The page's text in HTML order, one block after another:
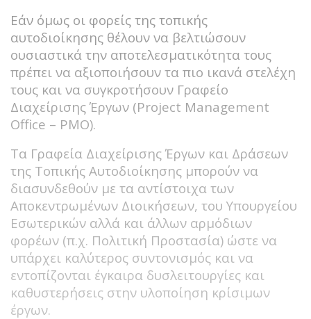
Εάν όμως οι φορείς της τοπικής
αυτοδιοίκησης θέλουν να βελτιώσουν
ουσιαστικά την αποτελεσματικότητα τους
πρέπει να αξιοποιήσουν τα πιο ικανά στελέχη
τους και να συγκροτήσουν Γραφείο
Διαχείρισης Έργων (Project Management
Office – PMO).
Τα Γραφεία Διαχείρισης Έργων και Δράσεων
της Τοπικής Αυτοδιοίκησης μπορούν να
διασυνδεθούν με τα αντίστοιχα των
Αποκεντρωμένων Διοικήσεων, του Υπουργείου
Εσωτερικών αλλά και άλλων αρμόδιων
φορέων (π.χ. Πολιτική Προστασία) ώστε να
υπάρχει καλύτερος συντονισμός και να
εντοπίζονται έγκαιρα δυσλειτουργίες και
καθυστερήσεις στην υλοποίηση κρίσιμων
έργων.